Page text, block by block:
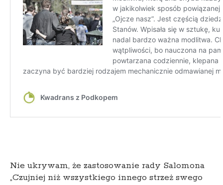
Nie ukrywam, że zastosowanie rady Salomona
„Czujniej niż wszystkiego innego strzeż swego